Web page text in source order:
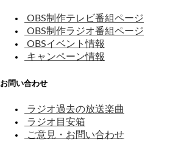
OBS制作テレビ番組ページ
OBS制作ラジオ番組ページ
OBSイベント情報
キャンペーン情報
お問い合わせ
ラジオ過去の放送楽曲
ラジオ目安箱
ご意見・お問い合わせ